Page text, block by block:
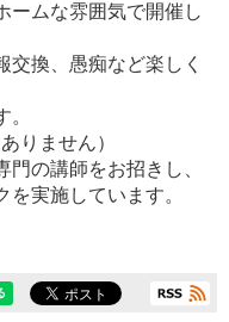
ームな雰囲気で開催し
交換、愚痴など楽しく
りません）
の講師をお招きし、
実施しています。